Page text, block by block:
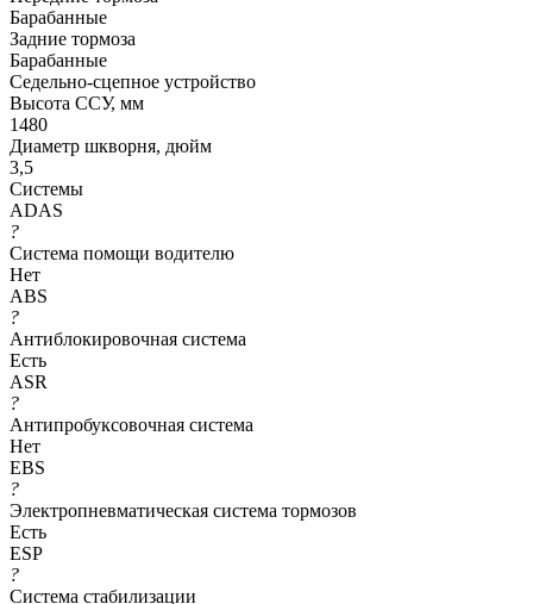
Барабанные
Задние тормоза
Барабанные
Седельно-сцепное устройство
Высота ССУ, мм
1480
Диаметр шкворня, дюйм
3,5
Системы
ADAS
?
Система помощи водителю
Нет
ABS
?
Антиблокировочная система
Есть
ASR
?
Антипробуксовочная система
Нет
EBS
?
Электропневматическая система тормозов
Есть
ESP
?
Система стабилизации